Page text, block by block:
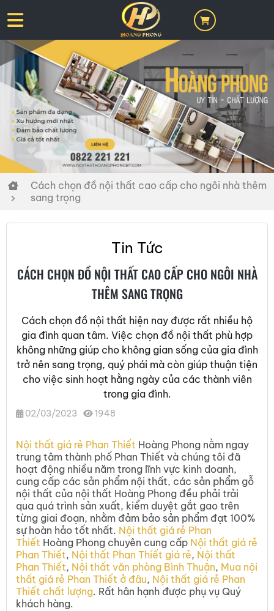
Cách chọn đồ nội thất cao cấp cho ngôi nhà thêm
sang trọng
Tin Tức
CÁCH CHỌN ĐỒ NỘI THẤT CAO CẤP CHO NGÔI NHÀ
THÊM SANG TRỌNG
Cách chọn đồ nội thất hiện nay được rất nhiều hộ
gia đình quan tâm. Việc chọn đồ nội thất phù hợp
không những giúp cho không gian sống của gia đình
trở nên sang trọng, quý phái mà còn giúp thuận tiện
cho việc sinh hoạt hằng ngày của các thành viên
trong gia đình.
02/03/2023 1948
Nội thất giá rẻ Phan Thiết Hoàng Phong nằm ngay
trung tâm thành phố Phan Thiết và chúng tôi đã
hoạt động nhiều năm trong lĩnh vực kinh doanh,
cung cấp các sản phẩm nội thất, các sản phẩm gỗ
nội thất của nội thất Hoàng Phong đều phải trải
qua quá trình sản xuất, kiểm duyệt gắt gao trên
từng giai đoạn, nhằm đảm bảo sản phẩm đạt 100%
sự hoàn hảo tốt nhất. Nội thất giá rẻ Phan
Thiết Hoàng Phong chuyên cung cấp Nội thất giá rẻ
Phan Thiết, Nội thất Phan Thiết giá rẻ, Nội thất
Phan Thiết, Nội thất văn phòng Bình Thuận, Mua nội
thất giá rẻ Phan Thiết ở đâu, Nội thất giá rẻ Phan
Thiết chất lượng. Rất hân hạnh được phụ vụ Quý
khách hàng.